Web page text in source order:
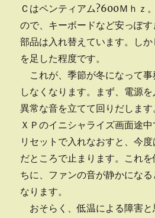
Ｃはペンティアム?600Ｍｈｚ
ので、キーボードなど安っぽ
部品は入れ替えています。し
を足した程度です。
これが、季節が冬になって事
しなくなります。まず、電源
異常な音を立てて回りだしま
ＸＰのイニシャライズ画面途
リセットで入れなおすと、今
だところで止まります。これ
ちに、ファンの音が静かにな
なります。
おそらく、低温による障害と